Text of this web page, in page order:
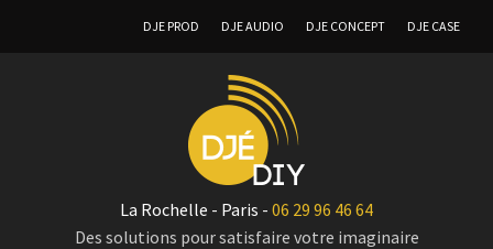
DJE PROD DJE AUDIO DJE CONCEPT DJE CASE
La Rochelle - Paris - 06 29 96 46 64
Des solutions pour satisfaire votre imaginaire